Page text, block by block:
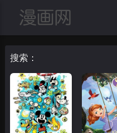
搜索：